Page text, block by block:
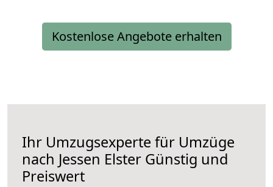
Kostenlose Angebote erhalten
Ihr Umzugsexperte für Umzüge
nach Jessen Elster Günstig und
Preiswert